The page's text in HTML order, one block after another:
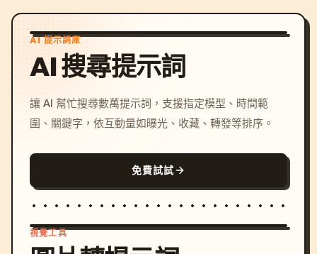
AI 提示詞庫
AI 搜尋提示詞
讓 AI 幫忙搜尋數萬提示詞，支援指定模型、時間範
圍、關鍵字，依互動量如曝光、收藏、轉發等排序。
免費試試
視覺工具